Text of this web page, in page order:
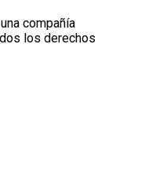
compañía
los derechos